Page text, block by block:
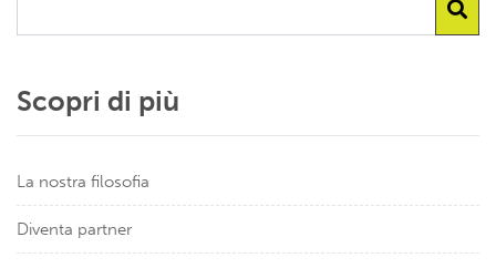
Scopri di più
La nostra filosofia
Diventa partner